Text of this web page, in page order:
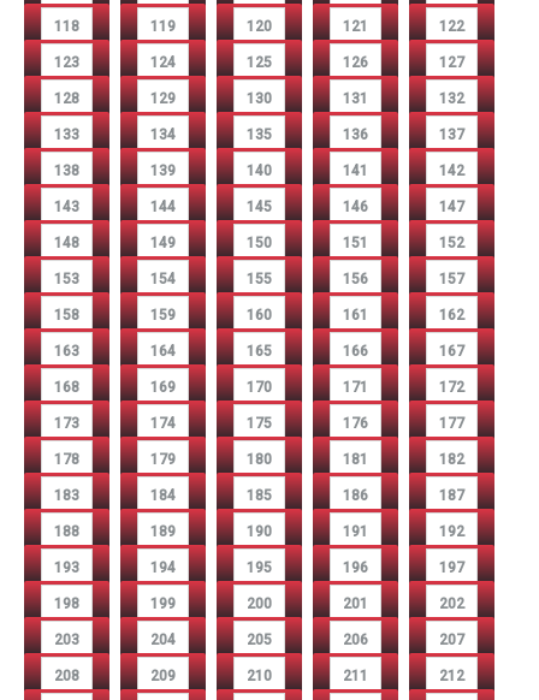
118 119 120 121 122
123 124 125 126 127
128 129 130 131 132
133 134 135 136 137
138 139 140 141 142
143 144 145 146 147
148 149 150 151 152
153 154 155 156 157
158 159 160 161 162
163 164 165 166 167
168 169 170 171 172
173 174 175 176 177
178 179 180 181 182
183 184 185 186 187
188 189 190 191 192
193 194 195 196 197
198 199 200 201 202
203 204 205 206 207
208 209 210 211 212